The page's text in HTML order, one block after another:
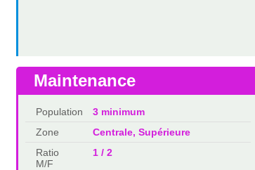
Maintenance
Population
3 minimum
Zone
Centrale, Supérieure
Ratio
M/F
1 / 2